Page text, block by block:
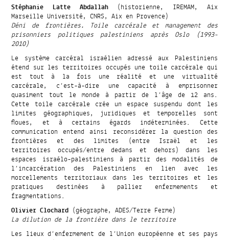
Stéphanie Latte Abdallah(historienne, IREMAM, Aix
Marseille Université, CNRS, Aix en Provence)
Déni de frontières. Toile carcérale et management des
prisonniers politiques palestiniens après Oslo (1993-
2010)
Le système carcéral israélien adressé aux Palestiniens
étend sur les territoires occupés une toile carcérale qui
est tout à la fois une réalité et une virtualité
carcérale, c’est-à-dire une capacité à emprisonner
quasiment tout le monde à partir de l’âge de 12 ans.
Cette toile carcérale crée un espace suspendu dont les
limites géographiques, juridiques et temporelles sont
floues, et à certains égards indéterminées. Cette
communication entend ainsi reconsidérer la question des
frontières et des limites (entre Israël et les
territoires occupés/entre dedans et dehors) dans les
espaces israélo-palestiniens à partir des modalités de
l’incarcération des Palestiniens en lien avec les
morcellements territoriaux dans les territoires et les
pratiques destinées à pallier enfermements et
fragmentations.
Olivier Clochard (géographe, ADES/Terre Ferme)
La dilution de la frontière dans le territoire
Les lieux d’enfermement de l’Union européenne et ses pays